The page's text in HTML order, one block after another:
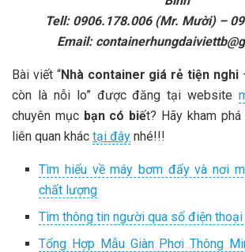
Tell: 0906.178.006 (Mr. Mười) –
Email:
Bài viết “Nhà container giá rẻ tiện nghi
còn là nỗi lo” được đăng tại website
chuyên mục bạn có biết? Hãy kham
liên quan khác tại đây nhé!!!
Tìm hiểu về máy bơm đẩy và nơi
chất lượng
Tìm thông tin người qua số điện
Tổng Hợp Mẫu Giàn Phơi Thông